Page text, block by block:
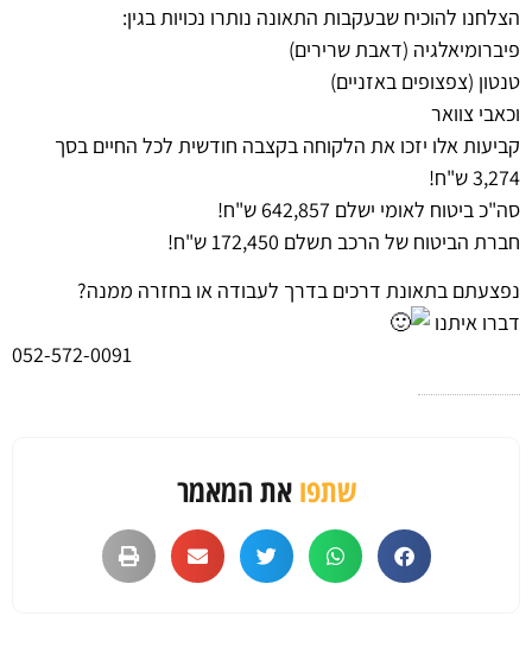
הצלחנו להוכיח שבעקבות התאונה נותרו נכויות בגין:
פיברומיאלגיה (דאבת שרירים)
טנטון (צפצופים באזניים)
וכאבי צוואר
קביעות אלו יזכו את הלקוחה בקצבה חודשית לכל החיים בסך
3,274 ש"ח!
סה"כ ביטוח לאומי ישלם 642,857 ש"ח!
חברת הביטוח של הרכב תשלם 172,450 ש"ח!
נפצעתם בתאונת דרכים בדרך לעבודה או בחזרה ממנה?
דברו איתנו
052-572-0091
שתפואת המאמר